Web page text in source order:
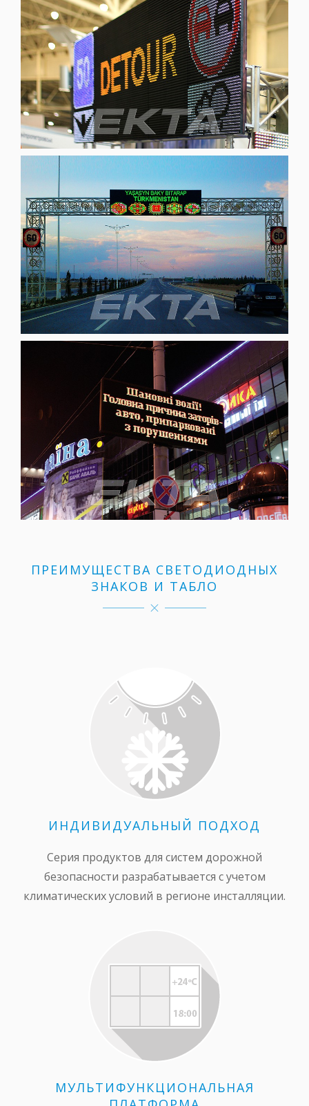
ПРЕИМУЩЕСТВА СВЕТОДИОДНЫХ
ЗНАКОВ И ТАБЛО
ИНДИВИДУАЛЬНЫЙ ПОДХОД
Серия продуктов для систем дорожной
безопасности разрабатывается с учетом
климатических условий в регионе инсталляции.
МУЛЬТИФУНКЦИОНАЛЬНАЯ